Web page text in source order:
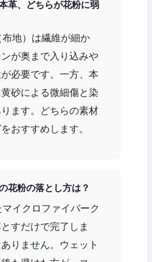
革、どちらが花粉に弱
地）は繊維が細か
が奥まで入り込みや
必要です。一方、本
砂による微細傷と染
ます。どちらの素材
おすすめします。
花粉の落とし方は？
イクロファイバーク
すだけで完了しま
りません。ウェット